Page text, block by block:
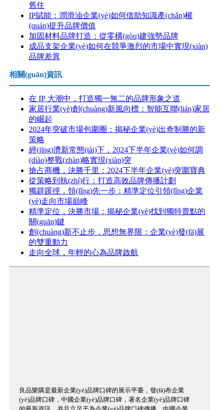
舊住
IP賦能：潤滑油企業(yè)如何借助知識產(chǎn)權
(quán)提升品牌價值
加固材料品牌打造：從零構(gòu)建強勢品牌
成品支架企業(yè)如何在競爭激烈的市場中實現(xiàn)
品牌差異
相關(guān)資訊
在 IP 大潮中，打造獨一無二的品牌形象之道
家居行業(yè)創(chuàng)新風向標：智能互聯(lián)家居
的崛起
2024年突破市場包圍圈：揭秘企業(yè)出奇制勝的新
策略
經(jīng)濟新常態(tài)下，2024下半年企業(yè)如何調
(diào)整戰(zhàn)略實現(xiàn)突
搶占商機，決勝千里：2024下半年企業(yè)突圍寶典
從策略到執(zhí)行：打造高效品牌傳播計劃
獨辟蹊徑，領(lǐng)先一步：精準定位引領(lǐng)企業
(yè)走向市場巔峰
精準定位，決勝市場：揭秘企業(yè)找到獨特賣點的
關(guān)鍵
創(chuàng)新不止步，思想無界限：企業(yè)發(fā)展
的雙重動力
走向全球，年輕的心為品牌啟航
良品樂購是最新企業(yè)品牌口碑的展示平臺，發(fā)布企業
(yè)品牌口碑，中國企業(yè)品牌口碑，著名企業(yè)品牌口碑